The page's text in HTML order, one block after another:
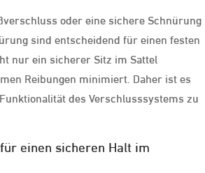
oder eine sichere Schnürung
sind entscheidend für einen festen
nur ein sicherer Sitz im Sattel
Reibungen minimiert. Daher ist es
des Verschlusssystems zu
einen sicheren Halt im